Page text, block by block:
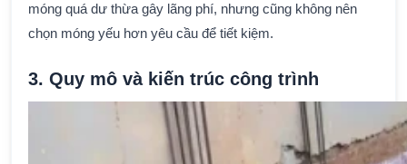
móng quá dư thừa gây lãng phí, nhưng cũng không nên
chọn móng yếu hơn yêu cầu để tiết kiệm.
3. Quy mô và kiến trúc công trình